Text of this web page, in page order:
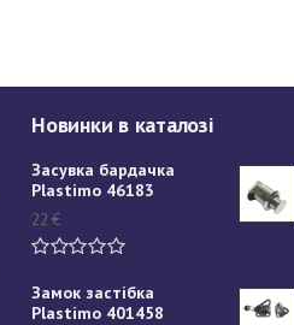
Новинки в каталозі
Засувка бардачка
Plastimo 46183
22 €
Замок застібка
Plastimo 401458